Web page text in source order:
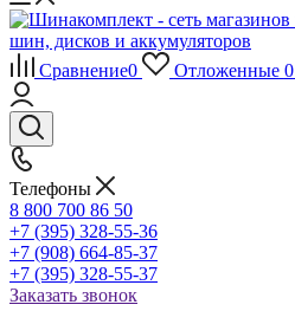
Сравнение0 Отложенные 0
Телефоны
8 800 700 86 50
+7 (395) 328-55-36
+7 (908) 664-85-37
+7 (395) 328-55-37
Заказать звонок